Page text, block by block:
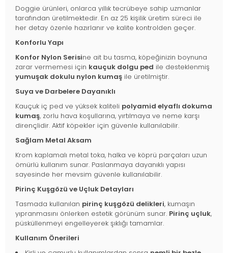
Doggie ürünleri, onlarca yıllık tecrübeye sahip uzmanlar
tarafından üretilmektedir. En az 25 kişilik üretim süreci ile
her detay özenle hazırlanır ve kalite kontrolden geçer.
Konforlu Yapı
Konfor Nylon Serisine ait bu tasma, köpeğinizin boynuna
zarar vermemesi için kauçuk dolgu ped ile desteklenmiş
yumuşak dokulu nylon kumaş ile üretilmiştir.
Suya ve Darbelere Dayanıklı
Kauçuk iç ped ve yüksek kaliteli polyamid elyaflı dokuma
kumaş, zorlu hava koşullarına, yırtılmaya ve neme karşı
dirençlidir. Aktif köpekler için güvenle kullanılabilir.
Sağlam Metal Aksam
Krom kaplamalı metal toka, halka ve köprü parçaları uzun
ömürlü kullanım sunar. Paslanmaya dayanıklı yapısı
sayesinde her mevsim güvenle kullanılabilir.
Pirinç Kuşgözü ve Uçluk Detayları
Tasmada kullanılan pirinç kuşgözü delikleri, kumaşın
yıpranmasını önlerken estetik görünüm sunar. Pirinç uçluk,
püsküllenmeyi engelleyerek şıklığı tamamlar.
Kullanım Önerileri